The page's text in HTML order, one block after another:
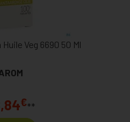
Veg 6690 50 Ml
€**